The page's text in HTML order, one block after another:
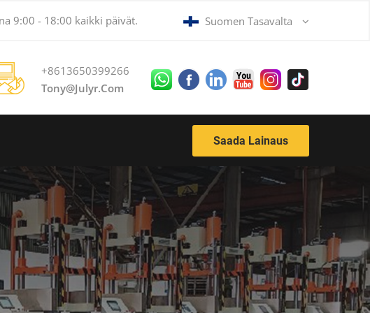
9:00 - 18:00 kaikki päivät. Suomen Tasavalta
+8613650399266
Tony@julyr.com
Saada Lainaus